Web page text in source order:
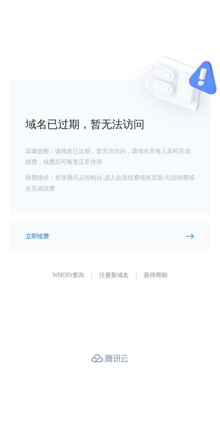
域名已过期，暂无法访问
温馨提醒：该域名已过期，暂无法访问，请域名所有人及时完成
续费，续费后可恢复正常使用
续费路径：登录腾讯云控制台-进入急需续费域名页面-勾选续费域
名完成续费
立即续费
WHOIS查询 注册新域名 获得帮助